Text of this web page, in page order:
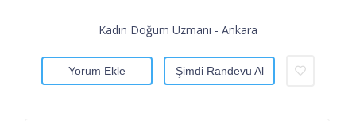
Kadın Doğum Uzmanı - Ankara
Yorum Ekle Şimdi Randevu Al